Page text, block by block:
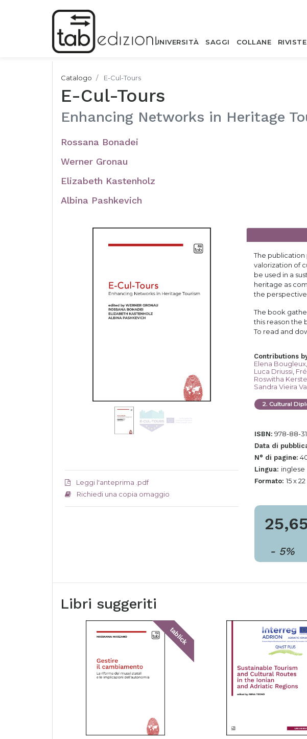
UNIVERSITÀ SAGGI COLLANE RIVISTE
Catalogo E-Cul-Tours
E-Cul-Tours
Enhancing Networks in Heritage
Rossana Bonadei
Werner Gronau
Elizabeth Kastenholz
Albina Pashkevich
Leggi l'anteprima .pdf
Richiedi una copia omaggio
The publication
valorization of
be used in a
heritage as
the
The book
this reason the
To read and
Contributions
Elena Bougleux
Luca Driussi
Roswitha
Sandra Vieira
2. Cultural
ISBN: 978-88-
Data di
N° di pagine:
Lingua: inglese
Formato: 15 x
- 5%
Libri suggeriti
tablick